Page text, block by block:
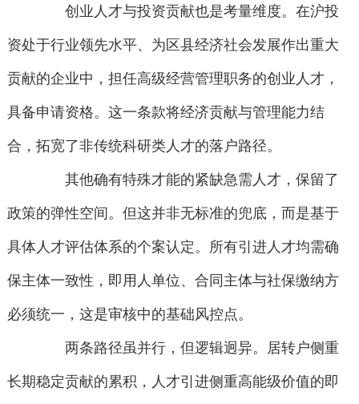
创业人才与投资贡献也是考量维度。在沪投
资处于行业领先水平、为区县经济社会发展作出重大
贡献的企业中，担任高级经营管理职务的创业人才，
具备申请资格。这一条款将经济贡献与管理能力结
合，拓宽了非传统科研类人才的落户路径。
其他确有特殊才能的紧缺急需人才，保留了
政策的弹性空间。但这并非无标准的兜底，而是基于
具体人才评估体系的个案认定。所有引进人才均需确
保主体一致性，即用人单位、合同主体与社保缴纳方
必须统一，这是审核中的基础风控点。
两条路径虽并行，但逻辑迥异。居转户侧重
长期稳定贡献的累积，人才引进侧重高能级价值的即